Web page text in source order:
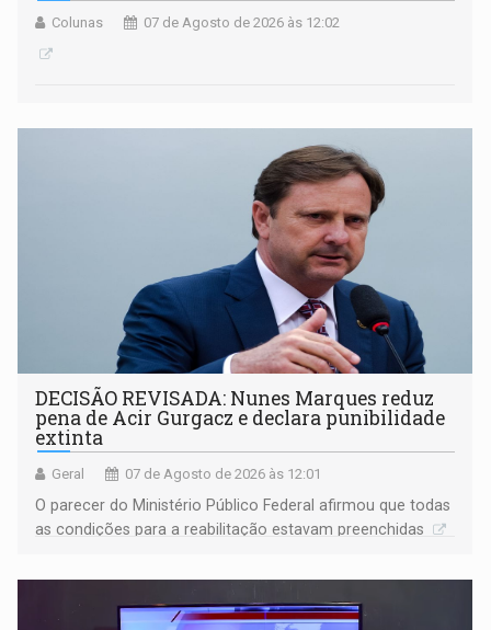
Colunas 07 de Agosto de 2026 às 12:02
DECISÃO REVISADA: Nunes Marques reduz
pena de Acir Gurgacz e declara punibilidade
extinta
Geral 07 de Agosto de 2026 às 12:01
O parecer do Ministério Público Federal afirmou que todas
as condições para a reabilitação estavam preenchidas